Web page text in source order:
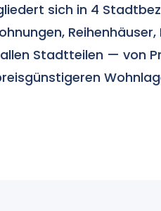
sich in 4
Stadtteilen — von